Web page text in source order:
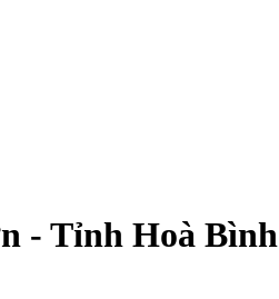
- Tỉnh Hoà Bình